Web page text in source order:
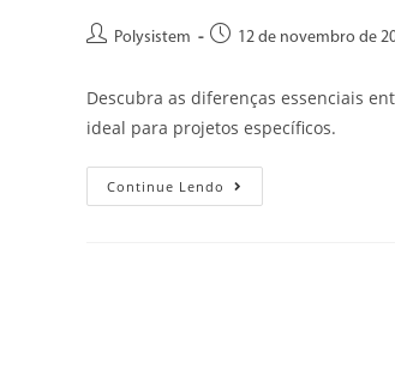
Polysistem 12 de novembro de
Descubra as diferenças essenciais
ideal para projetos específicos.
Continue Lendo